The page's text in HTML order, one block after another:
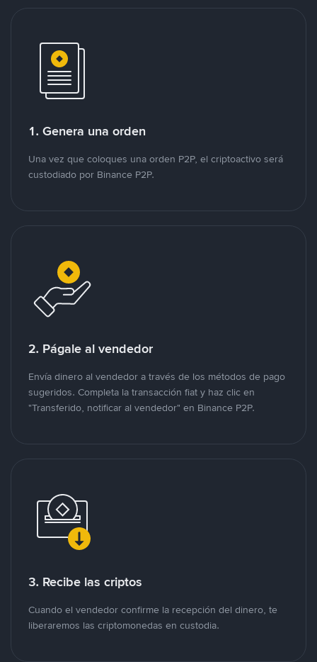
1. Genera una orden
Una vez que coloques una orden P2P, el criptoactivo será
custodiado por Binance P2P.
2. Págale al vendedor
Envía dinero al vendedor a través de los métodos de pago
sugeridos. Completa la transacción fiat y haz clic en
"Transferido, notificar al vendedor" en Binance P2P.
3. Recibe las criptos
Cuando el vendedor confirme la recepción del dinero, te
liberaremos las criptomonedas en custodia.